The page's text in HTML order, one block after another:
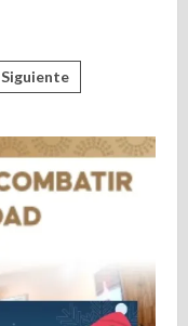
Siguiente